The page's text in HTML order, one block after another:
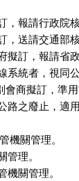
訂，報請行政
訂，送請交通
府擬訂，報請
線系統者，視
分別會商擬訂，
公路之廢止，適
機關管理。
管理。
機關管理。